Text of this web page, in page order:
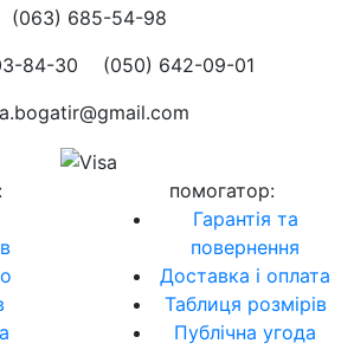
(063) 685-54-98
84-30
(050) 642-09-01
:
помогатор:
Гарантія та
повернення
Доставка і оплата
Таблиця розмірів
Публічна угода